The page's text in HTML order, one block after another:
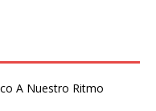
A Nuestro Ritmo